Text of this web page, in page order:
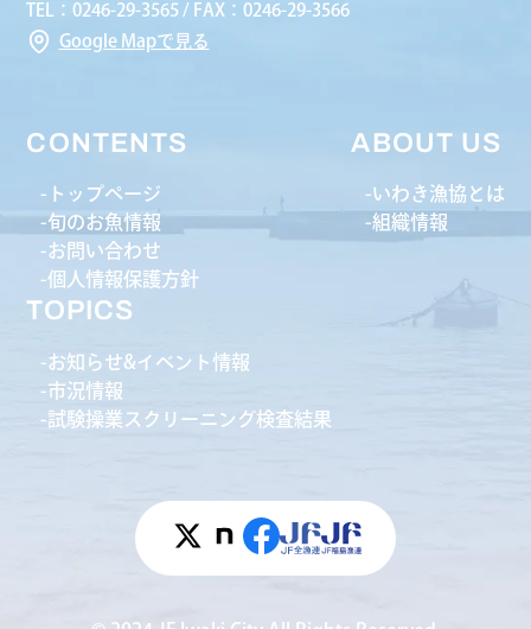
TEL：0246-29-3565 / FAX：0246-29-3566
Google Mapで見る
CONTENTS
トップページ
旬のお魚情報
お問い合わせ
個人情報保護方針
ABOUT US
いわき漁協とは
組織情報
TOPICS
お知らせ&イベント情報
市況情報
試験操業スクリーニング検査結果